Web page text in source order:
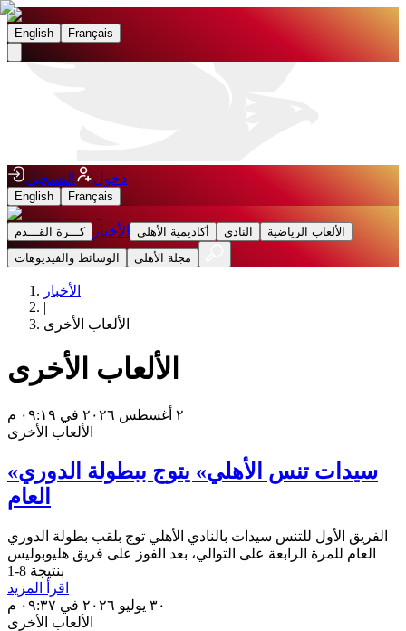
English Français
دخول التسجيل
English Français
كـــرة القـــدم الأخبار أكاديمية الأهلي النادى
الألعاب الرياضية
الوسائط والفيديوهات
مجلة الأهلى
الأخبار
|
الألعاب الأخرى
الألعاب الأخرى
٢ أغسطس ٢٠٢٦ في ٠٩:١٩ م
الألعاب الأخرى
«سيدات تنس الأهلي» يتوج ببطولة الدوري
العام
الفريق الأول للتنس سيدات بالنادي الأهلي توج بلقب بطولة الدوري
العام للمرة الرابعة على التوالي، بعد الفوز على فريق هليوبوليس
بنتيجة 8-1
اقرأ المزيد
٣٠ يوليو ٢٠٢٦ في ٠٩:٣٧ م
الألعاب الأخرى